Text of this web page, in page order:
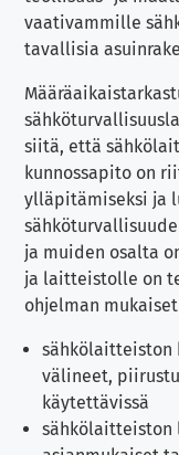
vaativammille
tavallisia
siitä, että
kunnossapito on
ylläpitämiseksi ja
ja muiden osalta
ja laitteistolle on
ohjelman
sähkölaitteiston
välineet,
käytettävissä
sähkölaitteiston